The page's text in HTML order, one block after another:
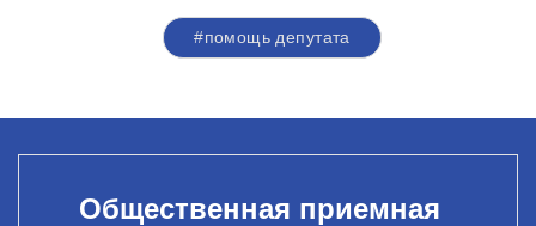
#помощь депутата
Общественная приемная